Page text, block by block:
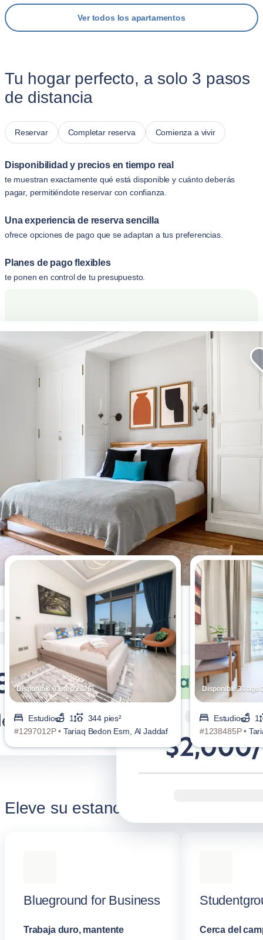
Ver todos los apartamentos
Tu hogar perfecto, a solo 3 pasos
de distancia
Reservar Completar reserva Comienza a vivir
Disponibilidad y precios en tiempo real
te muestran exactamente qué está disponible y cuánto deberás
pagar, permitiéndote reservar con confianza.
Una experiencia de reserva sencilla
ofrece opciones de pago que se adaptan a tus preferencias.
Planes de pago flexibles
te ponen en control de tu presupuesto.
Los estudios más vistos esta
semana.
Disponible 03 sep 2026
Estudio 1
344 pies²
#1297012P • Tariaq Bedon Esm, Al Jaddaf
Disponible 30 ago
Estudio
1
#1238485P •
Eleve su estancia corporativa
Blueground for Business
Trabaja duro, mantente Cerca del